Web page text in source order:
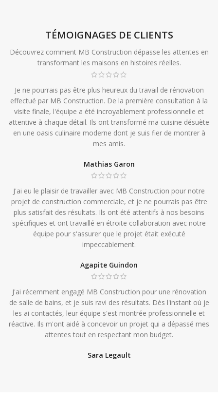
TÉMOIGNAGES DE CLIENTS
Découvrez comment MB Construction dépasse les attentes en
transformant les maisons en histoires réelles.
Je ne pourrais pas être plus heureux du travail de rénovation
effectué par MB Construction. De la première consultation à la
visite finale, l'équipe a été incroyablement professionnelle et
attentive à chaque détail. Ils ont transformé ma cuisine désuète
en une oasis culinaire moderne dont je suis fier de montrer à
mes amis.
Mathias Garon
J'ai eu le plaisir de travailler avec MB Construction pour notre
projet de construction commerciale, et je ne pourrais pas être
plus satisfait des résultats. Ils ont été attentifs à nos besoins
spécifiques et ont travaillé en étroite collaboration avec notre
équipe pour s'assurer que le projet était exécuté
impeccablement.
Agapite Guindon
J'ai récemment engagé MB Construction pour une rénovation
de salle de bains, et je suis ravi des résultats. Dès l'instant où je
les ai contactés, leur équipe s'est montrée professionnelle et
réactive. Ils m'ont aidé à concevoir un projet qui a dépassé mes
attentes tout en respectant mon budget.
Sara Legault